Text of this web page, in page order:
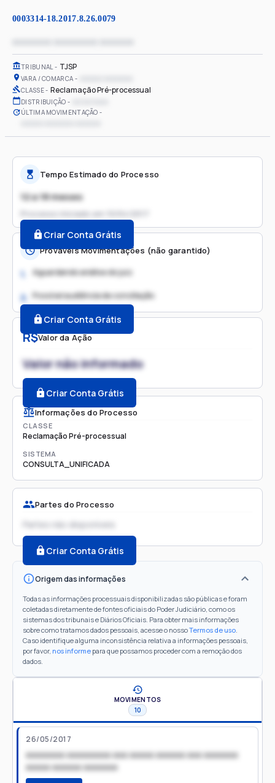
0003314-18.2017.8.26.0079
TRIBUNAL TJSP
VARA / COMARCA
CLASSE Reclamação Pré-processual
DISTRIBUIÇÃO
ÚLTIMA MOVIMENTAÇÃO
R$Valor da Ação
Valor não informado
Criar Conta Grátis
Informações do Processo
CLASSE
Reclamação Pré-processual
SISTEMA
CONSULTA_UNIFICADA
Partes do Processo
Partes não disponíveis
Criar Conta Grátis
Origem das informações
Todas as informações processuais disponibilizadas são públicas e foram
coletadas diretamente de fontes oficiais do Poder Judiciário, como os
sistemas dos tribunais e Diários Oficiais. Para obter mais informações
sobre como tratamos dados pessoais, acesse o nossoTermos de uso.
Caso identifique alguma inconsistência relativa a informações pessoais,
por favor, nos informe para que possamos proceder com a remoção dos
dados.
Tempo Estimado do Processo
12 a 18 meses
Processo iniciado em
Criar Conta Grátis
Prováveis Movimentações (não garantido)
1. Aguardando análise do juiz
2. Possível audiência de conciliação
Criar Conta Grátis
MOVIMENTOS
10
26/05/2017
xxxxxxxx xxxxxxxxx xxx xxxxx xxxxxx xxx xxxxxxx
xxxxx xxxxxx xxxxxxx